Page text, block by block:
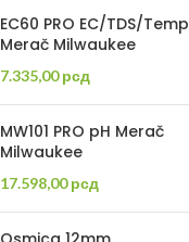
EC60 PRO EC/TDS/Temp
Merač Milwaukee
7.335,00рсд
MW101 PRO pH Merač
Milwaukee
17.598,00рсд